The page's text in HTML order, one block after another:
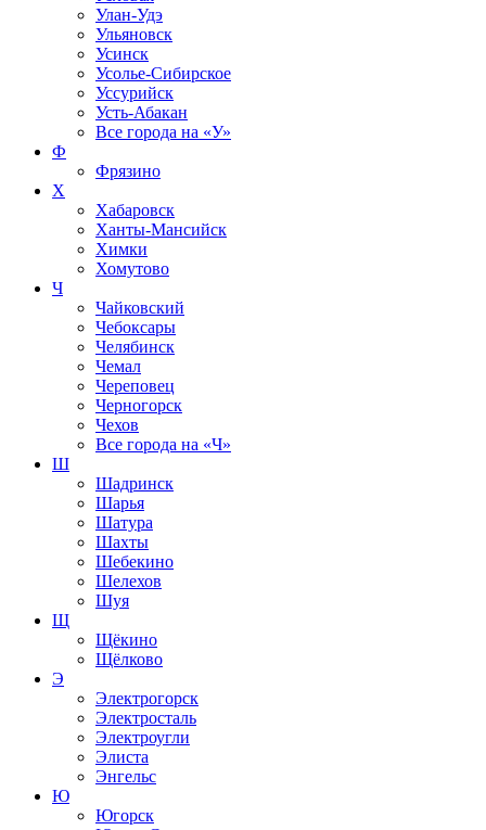
Улан-Удэ
Ульяновск
Усинск
Усолье-Сибирское
Уссурийск
Усть-Абакан
Все города на «У»
Ф
Фрязино
Х
Хабаровск
Ханты-Мансийск
Химки
Хомутово
Ч
Чайковский
Чебоксары
Челябинск
Чемал
Череповец
Черногорск
Чехов
Все города на «Ч»
Ш
Шадринск
Шарья
Шатура
Шахты
Шебекино
Шелехов
Шуя
Щ
Щёкино
Щёлково
Э
Электрогорск
Электросталь
Электроугли
Элиста
Энгельс
Ю
Югорск